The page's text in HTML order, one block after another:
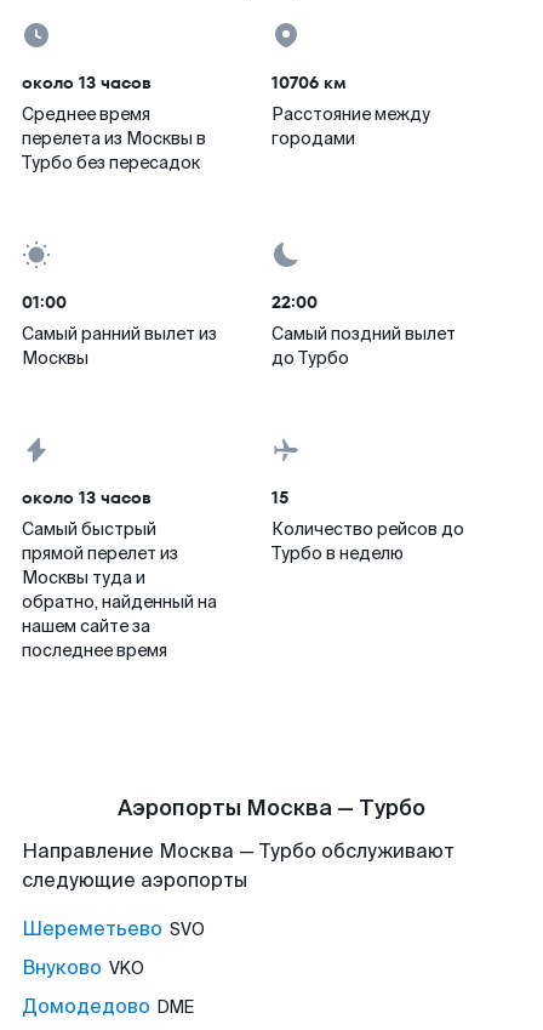
около 13 часов
Среднее время
перелета из Москвы в
Турбо без пересадок
10706 км
Расстояние между
городами
01:00
Самый ранний вылет из
Москвы
22:00
Самый поздний вылет
до Турбо
около 13 часов
Самый быстрый
прямой перелет из
Москвы туда и
обратно, найденный на
нашем сайте за
последнее время
15
Количество рейсов до
Турбо в неделю
Аэропорты Москва — Турбо
Направление Москва — Турбо обслуживают
следующие аэропорты
Шереметьево SVO
Внуково VKO
Домодедово DME